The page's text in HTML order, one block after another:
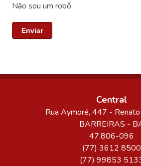
Não sou um robô
Enviar
Central
Rua Aymoré, 447 -
BARREIRAS -
47.806-096
(77) 3612 8500
(77) 99853